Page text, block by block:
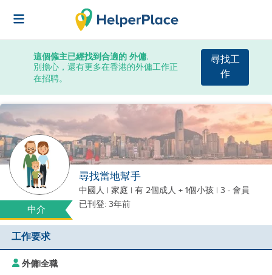
這個僱主已經找到合適的 外傭.
別擔心，還有更多在香港的外傭工作正
在招聘。
尋找工
作
中介
尋找當地幫手
中國人 | 家庭 | 有 2個成人 + 1個小孩 | 3 - 會員
已刊登: 3年前
工作要求
外傭|全職